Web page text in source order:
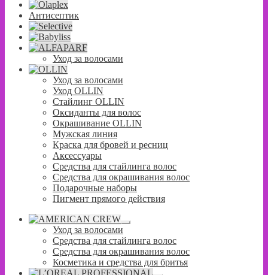
Антисептик
Уход за волосами
Уход за волосами
Уход OLLIN
Стайлинг OLLIN
Оксиданты для волос
Окрашивание OLLIN
Мужская линия
Краска для бровей и ресниц
Аксессуары
Средства для стайлинга волос
Средства для окрашивания волос
Подарочные наборы
Пигмент прямого действия
Развернутое
вложенное
меню
Уход за волосами
Средства для стайлинга волос
Средства для окрашивания волос
Косметика и средства для бритья